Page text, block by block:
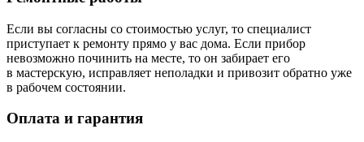
Если вы согласны со стоимостью услуг, то специалист
приступает к ремонту прямо у вас дома. Если прибор
невозможно починить на месте, то он забирает его
в мастерскую, исправляет неполадки и привозит обратно уже
в рабочем состоянии.
Оплата и гарантия